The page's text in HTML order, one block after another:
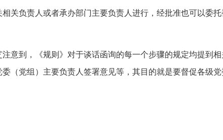
关负责人或者承办部门主要负责人进行，经批准也可以委
意到，《规则》对于谈话函询的每一个步骤的规定均提到
（党组）主要负责人签署意见等，其目的就是要督促各级党